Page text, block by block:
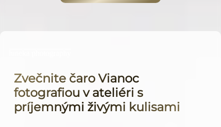
Zvečnite čaro Vianoc
fotografiou v ateliéri s
príjemnými živými kulisami